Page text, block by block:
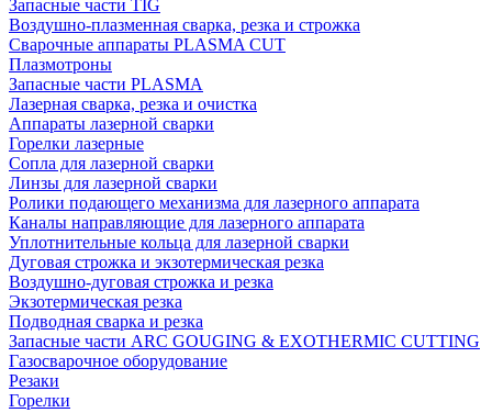
Запасные части TIG
Воздушно-плазменная сварка, резка и строжка
Сварочные аппараты PLASMA CUT
Плазмотроны
Запасные части PLASMA
Лазерная сварка, резка и очистка
Аппараты лазерной сварки
Горелки лазерные
Сопла для лазерной сварки
Линзы для лазерной сварки
Ролики подающего механизма для лазерного аппарата
Каналы направляющие для лазерного аппарата
Уплотнительные кольца для лазерной сварки
Дуговая строжка и экзотермическая резка
Воздушно-дуговая строжка и резка
Экзотермическая резка
Подводная сварка и резка
Запасные части ARC GOUGING & EXOTHERMIC CUTTING
Газосварочное оборудование
Резаки
Горелки